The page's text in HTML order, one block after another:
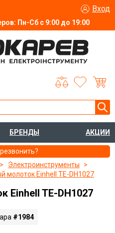
Пн-Сб с 9:00 до 19:00
Вход
БРЕНДЫ АКЦИИ
Электроинструменты
молоток Einhell TE-DH1027
Einhell TE-DH1027
#1984